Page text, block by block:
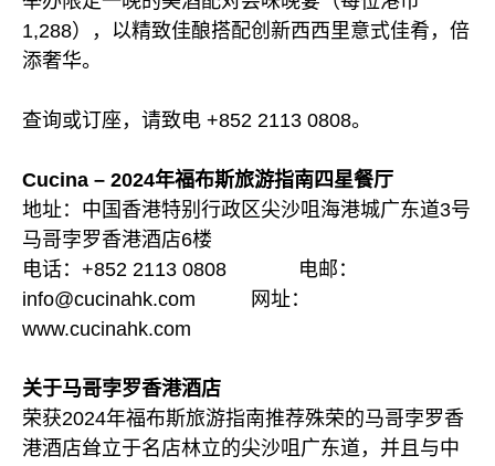
1,288），以精致佳酿搭配创新西西里意式佳肴，倍
添奢华。
查询或订座，请致电 +852 2113 0808。
Cucina – 2024年福布斯旅游指南四星餐厅
地址：中国香港特别行政区尖沙咀海港城广东道3号
马哥孛罗香港酒店6楼
电话：+852 2113 0808 电邮：
info@cucinahk.com 网址：
www.cucinahk.com
关于马哥孛罗香港酒店
荣获2024年福布斯旅游指南推荐殊荣的马哥孛罗香
港酒店耸立于名店林立的尖沙咀广东道，并且与中